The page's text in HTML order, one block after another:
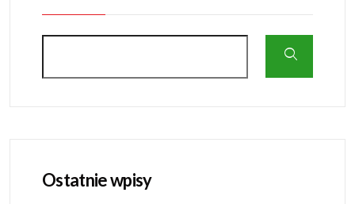
Ostatnie wpisy